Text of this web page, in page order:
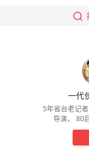
一代
5年省台老记
导演， 80